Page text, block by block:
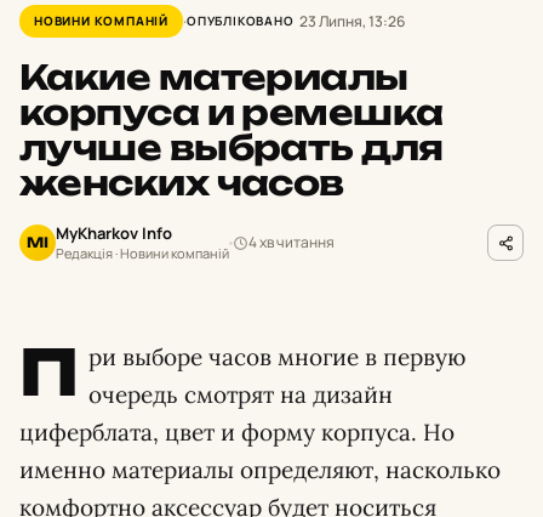
НОВИНИ КОМПАНІЙ ОПУБЛІКОВАНО 23 Липня, 13:26
Какие материалы
корпуса и ремешка
лучше выбрать для
женских часов
MI MyKharkov Info
Редакція · Новини компаній
4 хв читання
П ри выборе часов многие в первую
очередь смотрят на дизайн
циферблата, цвет и форму корпуса. Но
именно материалы определяют, насколько
комфортно аксессуар будет носиться